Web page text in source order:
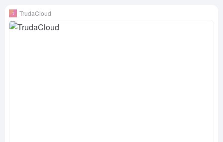
TrudaCloud